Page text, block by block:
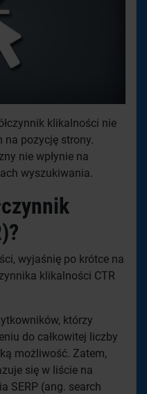
klikalności nie
na pozycję strony.
nie wpłynie na
wyszukiwania.
wyjaśnię po krótce na
klikalności CTR
którzy
do całkowitej liczby
możliwość. Zatem,
się w liście na
SERP (ang. search